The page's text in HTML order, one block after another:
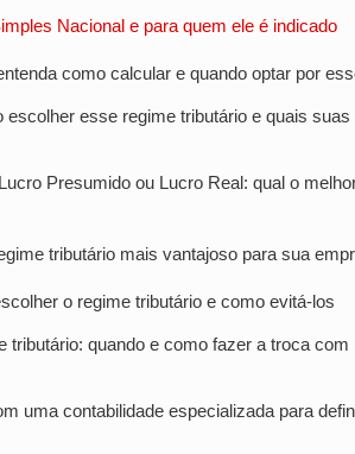
Nacional e para quem ele é indicado
como calcular e quando optar por
escolher esse regime tributário e quais suas
Presumido ou Lucro Real: qual o
tributário mais vantajoso para sua
o regime tributário e como evitá-los
tributário: quando e como fazer a troca com
uma contabilidade especializada para